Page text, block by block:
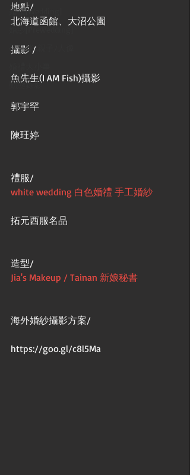
婚禮[Wedding]
孕媽咪/親子/人像
動態錄影
地點/
北海道函館、大沼公園
攝影 /
魚先生(I AM Fish)攝影
郭宇罕
陳玨婷
禮服/
white wedding 白色婚禮 手工婚紗
拓元西服名品
造型/
Jia's Makeup / Tainan 新娘秘書
海外婚紗攝影方案/
https://goo.gl/c8l5Ma